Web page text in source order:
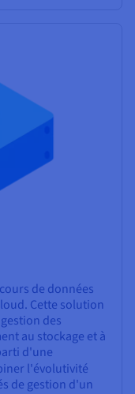
de données
Cette solution
des
au stockage et à
d'une
l'évolutivité
de gestion d'un